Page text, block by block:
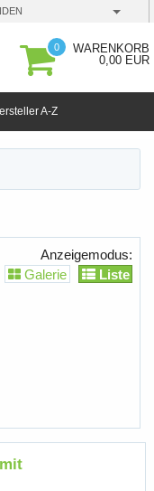
0
WARENKORB
0,00 EUR
A-Z
Anzeigemodus:
Galerie
Liste